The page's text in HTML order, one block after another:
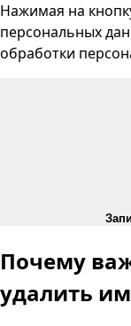
Нажимая на
персональных
обработки
Почему
удалить